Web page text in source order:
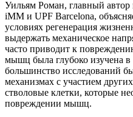
Уильям Роман, главный автор
iMM и UPF Barcelona,
условиях регенерация
выдержать механическое
часто приводит к
мышц была глубоко изучена в
большинство исследований
механизмах с участием
стволовые клетки, которые
повреждении мышц.